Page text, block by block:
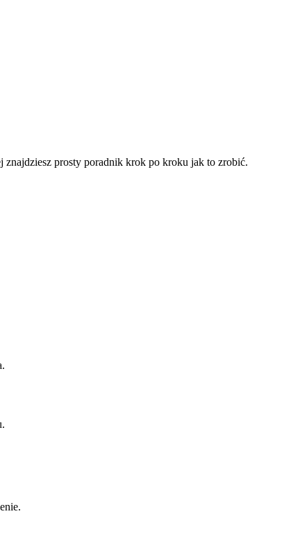
znajdziesz prosty poradnik krok po kroku jak to zrobić.